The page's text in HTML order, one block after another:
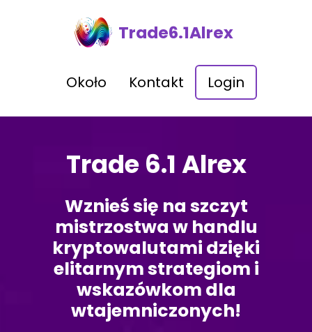
Trade6.1Alrex
Około Kontakt Login
Trade 6.1 Alrex
Wznieś się na szczyt
mistrzostwa w handlu
kryptowalutami dzięki
elitarnym strategiom i
wskazówkom dla
wtajemniczonych!